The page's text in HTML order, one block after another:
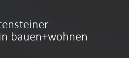
bauen+wohnen